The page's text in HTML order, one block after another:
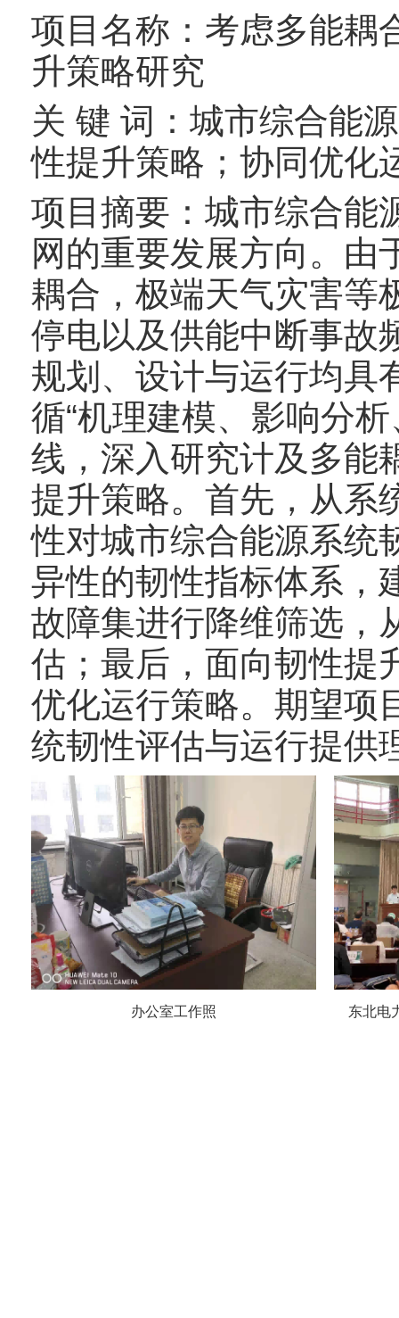
项目名称：考虑多能耦
升策略研究
关 键 词：城市综合能
性提升策略；协同优化
项目摘要：城市综合能
网的重要发展方向。由
耦合，极端天气灾害等
停电以及供能中断事故
规划、设计与运行均具
循“机理建模、影响分
线，深入研究计及多能
提升策略。首先，从系
性对城市综合能源系统
异性的韧性指标体系，
故障集进行降维筛选，
估；最后，面向韧性提
优化运行策略。期望项
统韧性评估与运行提供
办公室工作照 东北电